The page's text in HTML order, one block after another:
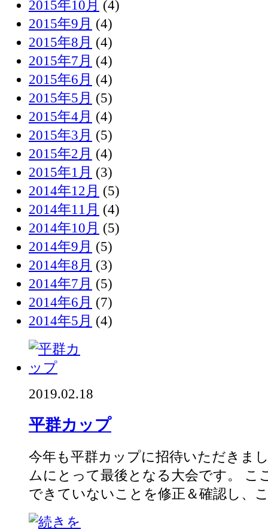
2015年10月 (4)
2015年9月 (4)
2015年8月 (4)
2015年7月 (4)
2015年6月 (4)
2015年5月 (5)
2015年4月 (4)
2015年3月 (5)
2015年2月 (4)
2015年1月 (3)
2014年12月 (5)
2014年11月 (4)
2014年10月 (5)
2014年9月 (5)
2014年8月 (3)
2014年7月 (5)
2014年6月 (7)
2014年5月 (4)
2019.02.18
平群カップ
今年も平群カップに招待いただきま
ムにとって最後となる大会です。 こ
できていないことを修正＆確認し、